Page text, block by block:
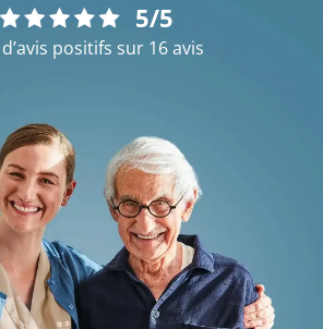
5/5
positifs sur 16 avis